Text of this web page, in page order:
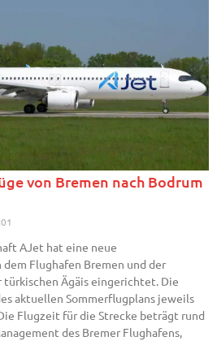
von Bremen nach Bodrum
AJet hat eine neue
Flughafen Bremen und der
türkischen Ägäis eingerichtet. Die
aktuellen Sommerflugplans jeweils
Flugzeit für die Strecke beträgt rund
des Bremer Flughafens,